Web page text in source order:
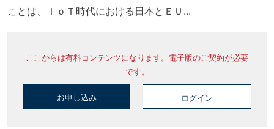
ことは、ＩｏＴ時代における日本とＥＵ...
ここからは有料コンテンツになります。電子版のご契約が必要
です。
お申し込み ログイン